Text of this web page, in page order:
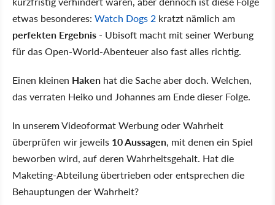
etwas besonderes: Watch Dogs 2 kratzt nämlich am
perfekten Ergebnis - Ubisoft macht mit seiner Werbung
für das Open-World-Abenteuer also fast alles richtig.
Einen kleinen Haken hat die Sache aber doch. Welchen,
das verraten Heiko und Johannes am Ende dieser Folge.
In unserem Videoformat Werbung oder Wahrheit
überprüfen wir jeweils 10 Aussagen, mit denen ein Spiel
beworben wird, auf deren Wahrheitsgehalt. Hat die
Maketing-Abteilung übertrieben oder entsprechen die
Behauptungen der Wahrheit?